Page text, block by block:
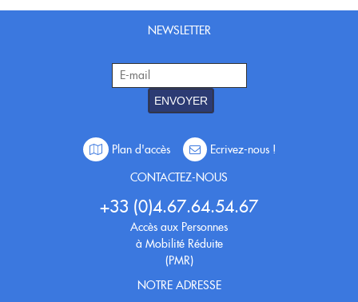
OCCASIONS
Flûte à bec
Coups de coeur
Nouveautés
Promotions
Nouveautés
NEWSLETTER
ENVOYER
Plan d'accès
Ecrivez-nous !
CONTACTEZ-NOUS
+33 (0)4.67.64.54.67
Accès aux Personnes
à Mobilité Réduite
(PMR)
NOTRE ADRESSE